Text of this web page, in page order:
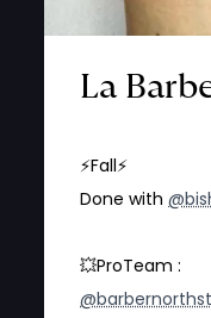
La
⚡️Fall⚡️
Done with
💥ProTeam :